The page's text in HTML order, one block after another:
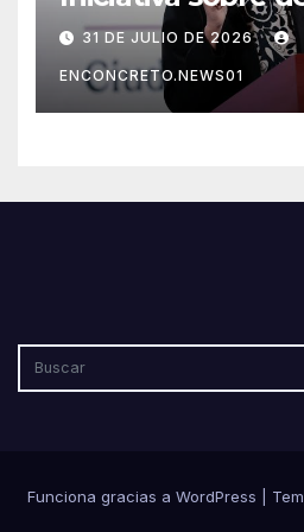
las audiencias
por sus posibles
libertad de
31 DE JULIO DE 2026
ENCONCRETO.NEWS01
Funciona gracias a WordPress